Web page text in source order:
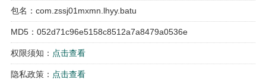
3、力量赐予系统是角色成长的关键，原住民通过获得神灵或
异兽的恩赐来强化自身。
4、主线目标明确，寻找封印的钥匙这一核心任务贯穿始终，
引导玩家逐步揭开剧情。
包名：com.zssj01mxmn.lhyy.batu
MD5：052d71c96e5158c8512a7a8479a0536e
权限须知： 点击查看
隐私政策： 点击查看